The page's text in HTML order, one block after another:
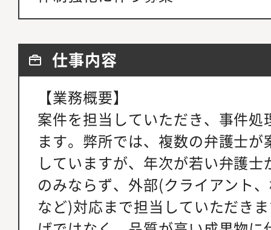
仕事内容
【業務概要】
案件を担当していただき、事件
ます。弊所では、複数の弁護士
していますが、年次が若い弁護
のみならず、外部(クライアント
など)対応まで担当していただき